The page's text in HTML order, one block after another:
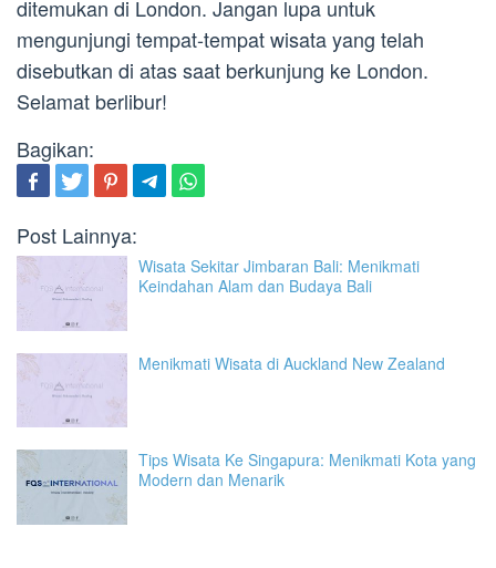
ditemukan di London. Jangan lupa untuk
mengunjungi tempat-tempat wisata yang telah
disebutkan di atas saat berkunjung ke London.
Selamat berlibur!
Bagikan:
Post Lainnya:
Wisata Sekitar Jimbaran Bali: Menikmati
Keindahan Alam dan Budaya Bali
Menikmati Wisata di Auckland New Zealand
Tips Wisata Ke Singapura: Menikmati Kota yang
Modern dan Menarik